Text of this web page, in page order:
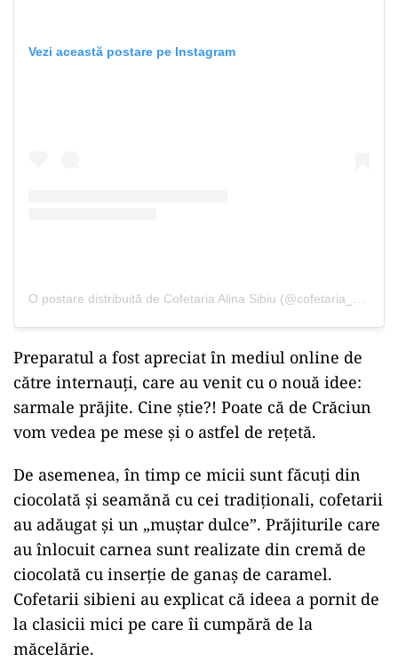
Vezi această postare pe Instagram
O postare distribuită de Cofetaria Alina Sibiu (@cofetaria_alina_sibiu)
Preparatul a fost apreciat în mediul online de
către internauți, care au venit cu o nouă idee:
sarmale prăjite. Cine știe?! Poate că de Crăciun
vom vedea pe mese și o astfel de rețetă.
De asemenea, în timp ce micii sunt făcuți din
ciocolată și seamănă cu cei tradiționali, cofetarii
au adăugat și un „muștar dulce”. Prăjiturile care
au înlocuit carnea sunt realizate din cremă de
ciocolată cu inserție de ganaș de caramel.
Cofetarii sibieni au explicat că ideea a pornit de
la clasicii mici pe care îi cumpără de la
măcelărie.